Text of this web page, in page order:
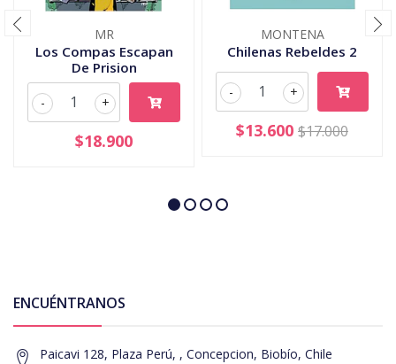
MR
Los Compas Escapan
De Prision
+
-
$18.900
MONTENA
Chilenas Rebeldes 2
+
-
$13.600 $17.000
ENCUÉNTRANOS
Paicavi 128, Plaza Perú, , Concepcion, Biobío, Chile